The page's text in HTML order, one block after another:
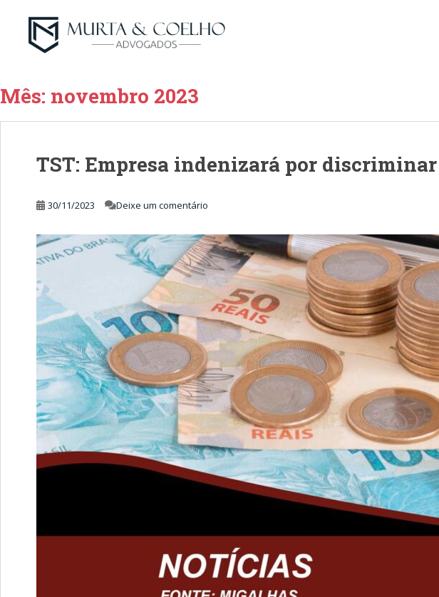
Mês: novembro 2023
TST: Empresa indenizará por
30/11/2023 Deixe um comentário